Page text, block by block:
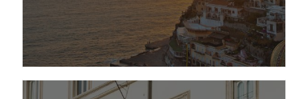
Napoli la settimana scorsa, in occasione
dell'incontro "Dal RAV 2026 verso il
rapporto Ex-Post", è stato un momento di
confronto sulla valutazione Ex-Post e sulla
prossima programmazione 2028-2034